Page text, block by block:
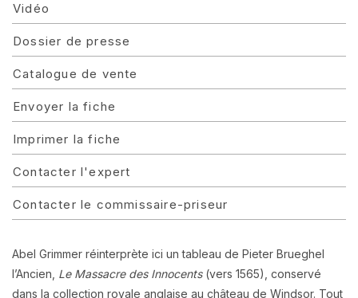
Vidéo
Dossier de presse
Catalogue de vente
Envoyer la fiche
Imprimer la fiche
Contacter l'expert
Contacter le commissaire-priseur
Abel Grimmer réinterprète ici un tableau de Pieter Brueghel
l’Ancien, Le Massacre des Innocents(vers 1565), conservé
dans la collection royale anglaise au château de Windsor. Tout